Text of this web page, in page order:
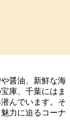
醤油、新鮮な海
庫、千葉にはま
んでいます。そ
力に迫るコーナ